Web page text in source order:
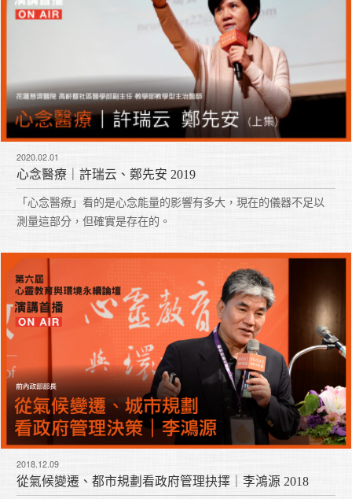
2020.02.01
心念醫療｜許瑞云、鄭先安 2019
「心念醫療」看的是心念能量的影響有多大，現在的儀器不足以
測量這部分，但確實是存在的。
2018.12.09
從氣候變遷、都市規劃看政府管理抉擇｜李鴻源 2018